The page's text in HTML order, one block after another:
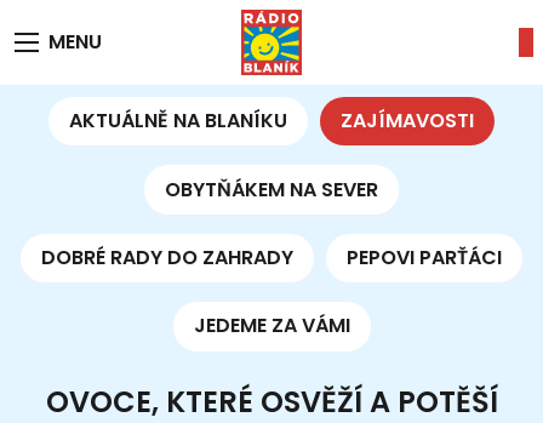
MENU
AKTUÁLNĚ NA BLANÍKU ZAJÍMAVOSTI
OBYTŇÁKEM NA SEVER
DOBRÉ RADY DO ZAHRADY PEPOVI PARŤÁCI
JEDEME ZA VÁMI
OVOCE, KTERÉ OSVĚŽÍ A POTĚŠÍ